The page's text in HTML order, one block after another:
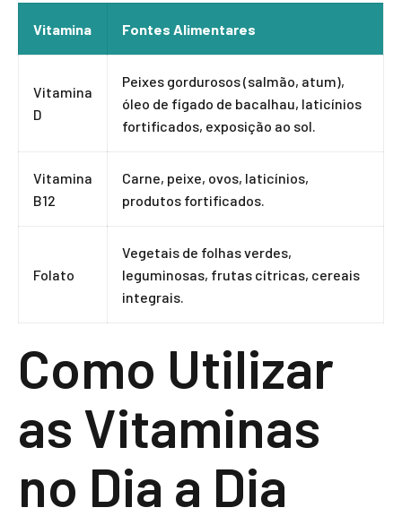
Vitamina Fontes Alimentares
Vitamina
D
Peixes gordurosos (salmão, atum),
óleo de fígado de bacalhau, laticínios
fortificados, exposição ao sol.
Vitamina
B12
Carne, peixe, ovos, laticínios,
produtos fortificados.
Folato
Vegetais de folhas verdes,
leguminosas, frutas cítricas, cereais
integrais.
Como Utilizar
as Vitaminas
no Dia a Dia